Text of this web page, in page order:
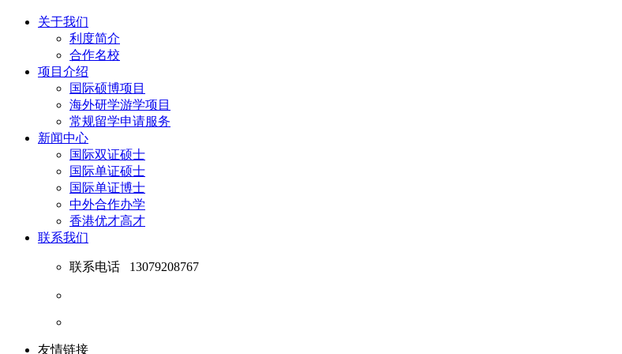
关于我们
利度简介
合作名校
项目介绍
国际硕博项目
海外研学游学项目
常规留学申请服务
新闻中心
国际双证硕士
国际单证硕士
国际单证博士
中外合作办学
香港优才高才
联系我们
联系电话 13079208767
友情链接